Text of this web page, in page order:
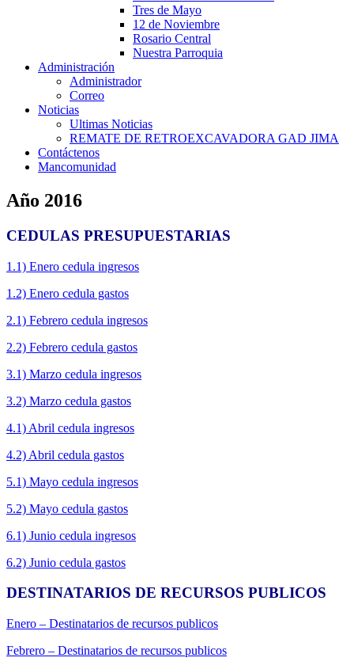
Tres de Mayo
12 de Noviembre
Rosario Central
Nuestra Parroquia
Administración
Administrador
Correo
Noticias
Ultimas Noticias
REMATE DE RETROEXCAVADORA GAD JIMA
Contáctenos
Mancomunidad
Año 2016
CEDULAS PRESUPUESTARIAS
1.1) Enero cedula ingresos
1.2) Enero cedula gastos
2.1) Febrero cedula ingresos
2.2) Febrero cedula gastos
3.1) Marzo cedula ingresos
3.2) Marzo cedula gastos
4.1) Abril cedula ingresos
4.2) Abril cedula gastos
5.1) Mayo cedula ingresos
5.2) Mayo cedula gastos
6.1) Junio cedula ingresos
6.2) Junio cedula gastos
DESTINATARIOS DE RECURSOS PUBLICOS
Enero – Destinatarios de recursos publicos
Febrero – Destinatarios de recursos publicos